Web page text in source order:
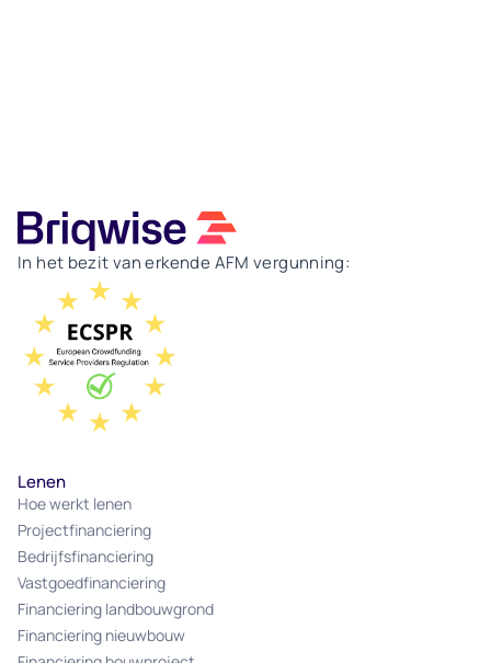
In het bezit van erkende AFM vergunning:
Lenen
Hoe werkt lenen
Projectfinanciering
Bedrijfsfinanciering
Vastgoedfinanciering
Financiering landbouwgrond
Financiering nieuwbouw